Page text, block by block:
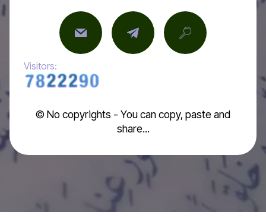
Visitors:
© No copyrights - You can copy, paste and
share...